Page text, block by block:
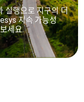
실행으로 지구의 더
지속 가능성
세요.